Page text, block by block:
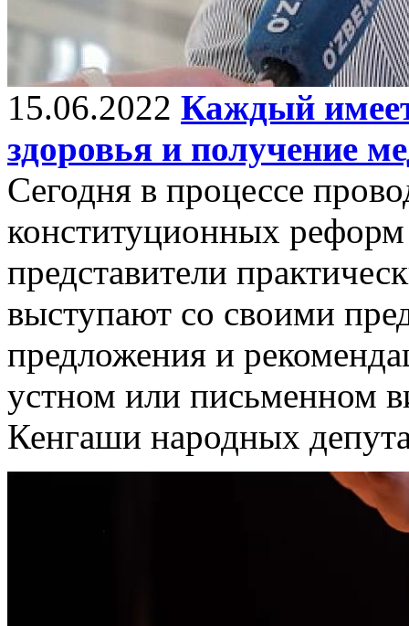
15.06.2022 Каждый
здоровья и получение
Сегодня в процессе
конституционных
представители
выступают со своими
предложения и
устном или письменном
Кенгаши народных